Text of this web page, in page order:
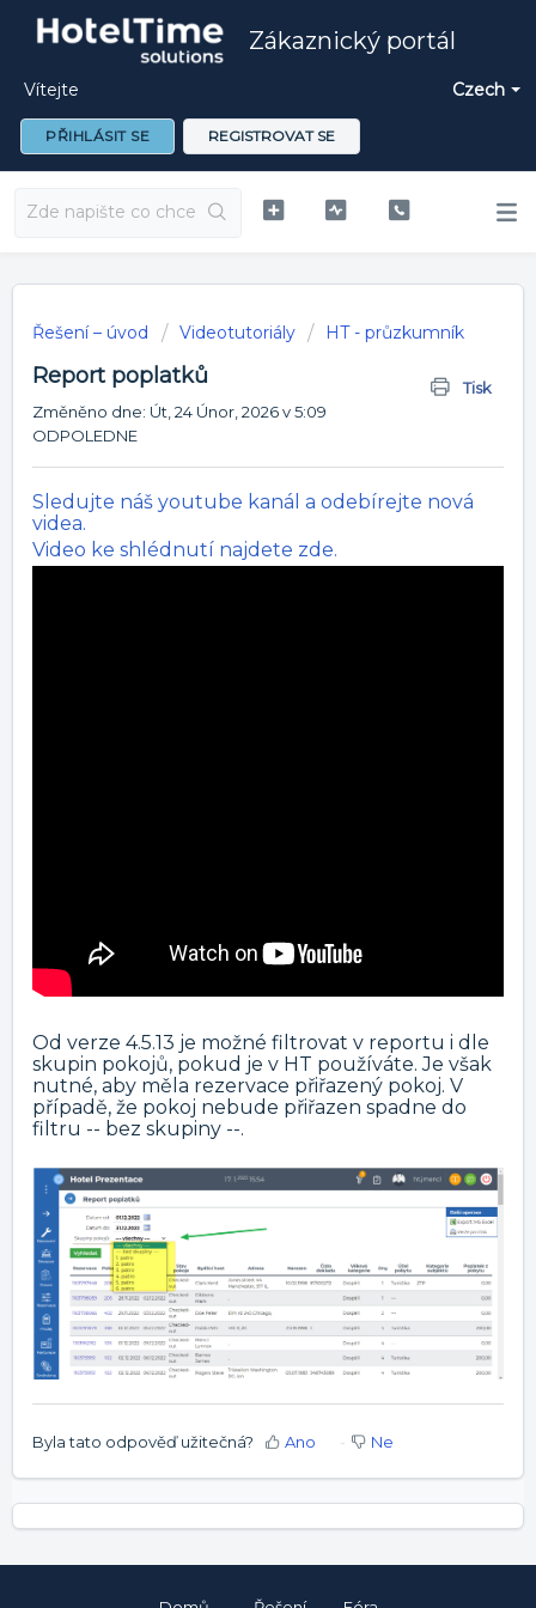
Zákaznický portál
Czech
Vítejte
PŘIHLÁSIT SE REGISTROVAT SE
Řešení – úvod Videotutoriály HT - průzkumník
Report poplatků
Tisk
Změněno dne: Út, 24 Únor, 2026 v 5:09
ODPOLEDNE
Sledujte náš youtube kanál a odebírejte nová
videa.
Video ke shlédnutí najdete zde.
Od verze 4.5.13 je možné filtrovat v reportu i dle
skupin pokojů, pokud je v HT používáte. Je však
nutné, aby měla rezervace přiřazený pokoj. V
případě, že pokoj nebude přiřazen spadne do
filtru -- bez skupiny --.
Byla tato odpověď užitečná? Ano Ne